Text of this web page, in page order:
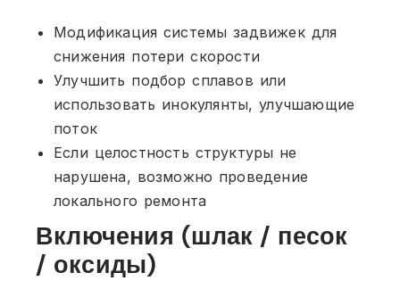
Модификация системы задвижек для
снижения потери скорости
Улучшить подбор сплавов или
использовать инокулянты, улучшающие
поток
Если целостность структуры не
нарушена, возможно проведение
локального ремонта
Включения (шлак / песок
/ оксиды)